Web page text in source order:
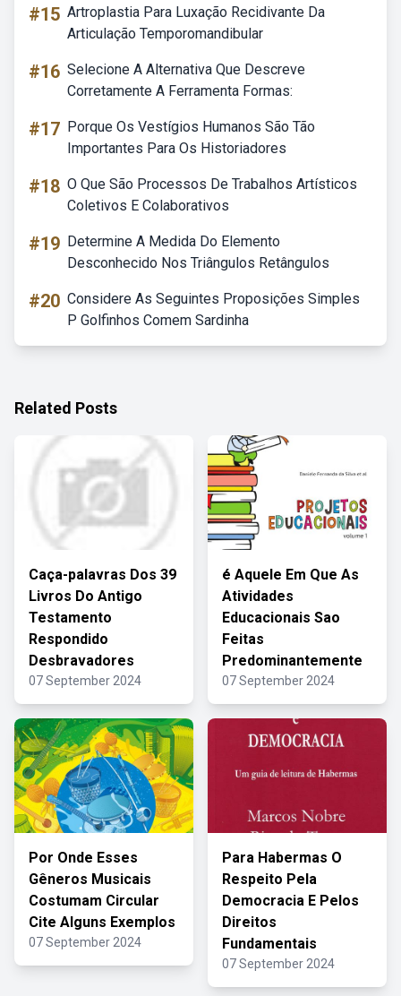
#15 Artroplastia Para Luxação Recidivante Da
Articulação Temporomandibular
#16 Selecione A Alternativa Que Descreve
Corretamente A Ferramenta Formas:
#17 Porque Os Vestígios Humanos São Tão
Importantes Para Os Historiadores
#18 O Que São Processos De Trabalhos Artísticos
Coletivos E Colaborativos
#19 Determine A Medida Do Elemento
Desconhecido Nos Triângulos Retângulos
#20 Considere As Seguintes Proposições Simples
P Golfinhos Comem Sardinha
Related Posts
Caça-palavras Dos 39
Livros Do Antigo
Testamento
Respondido
Desbravadores
07 September 2024
é Aquele Em Que As
Atividades
Educacionais Sao
Feitas
Predominantemente
07 September 2024
Por Onde Esses
Gêneros Musicais
Costumam Circular
Cite Alguns Exemplos
07 September 2024
Para Habermas O
Respeito Pela
Democracia E Pelos
Direitos
Fundamentais
07 September 2024